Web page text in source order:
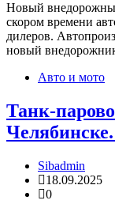
Новый
скором времени
дилеров.
новый
Авто и мото
Танк-
Sibadmin
18.09.2025
0